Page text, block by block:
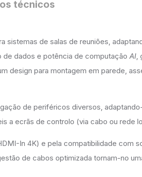
técnicos
sistemas de salas de reuniões,
dados e potência de computação AI,
design para montagem em parede,
de periféricos diversos,
a ecrãs de controlo (via cabo ou rede
In 4K) e pela compatibilidade com
de cabos optimizada tornam-no